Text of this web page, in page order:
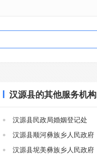
汉源县的其他服务机构
汉源县民政局婚姻登记处
汉源县顺河彝族乡人民政府
汉源县坭美彝族乡人民政府